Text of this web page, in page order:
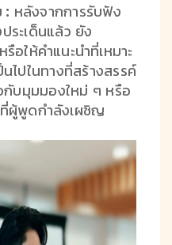
: หลังจากการรับฟัง
ระเด็นแล้ว ยัง
อให้คำแนะนำที่เหมาะ
ไปในทางที่สร้างสรรค์
กับมุมมองใหม่ ๆ หรือ
ผู้พูดกำลังเผชิญ